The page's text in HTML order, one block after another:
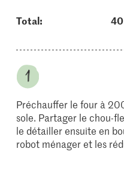
Total:
Préchauffer le four à
sole. Partager le chou-
le détailler ensuite en
robot ménager et les